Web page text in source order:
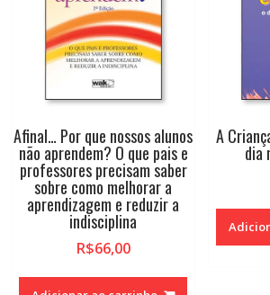
Afinal… Por que nossos alunos
não aprendem? O que pais e
professores precisam saber
sobre como melhorar a
aprendizagem e reduzir a
indisciplina
R$66,00
A
dia